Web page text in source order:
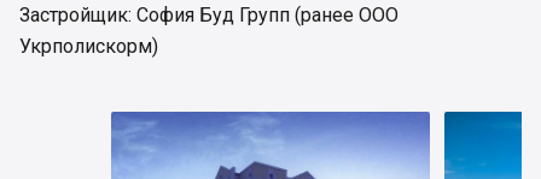
Застройщик: София Буд Групп (ранее ООО
Укрполискорм)